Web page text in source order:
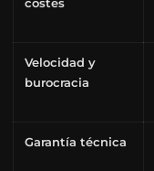
Velocidad y
burocracia
Garantía técnica